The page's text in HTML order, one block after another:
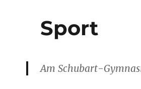
Sport
Am Schubart-